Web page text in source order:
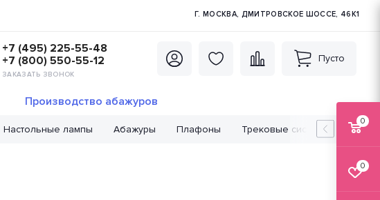
Г. МОСКВА, ДМИТРОВСКОЕ ШОССЕ, 46К1
+7 (495) 225-55-48
+7 (800) 550-55-12
ЗАКАЗАТЬ ЗВОНОК
Пусто
Настольные лампы Абажуры Плафоны Трековые системы
Производство абажуров
0
0